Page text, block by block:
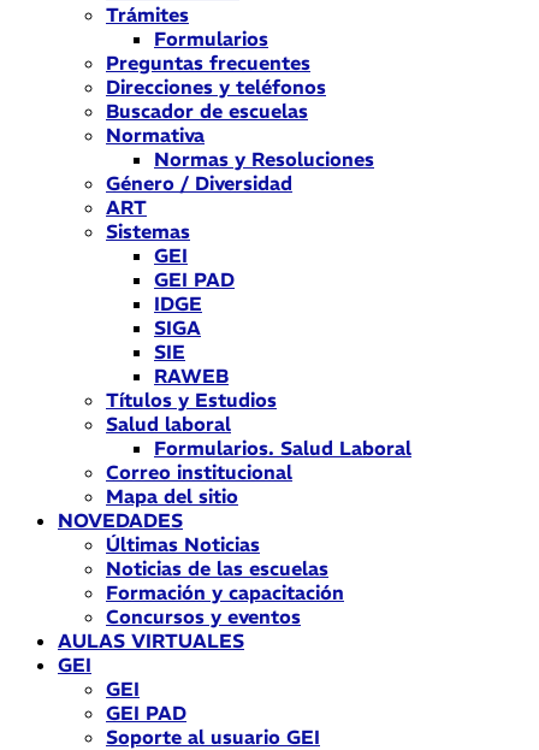
Trámites
Formularios
Preguntas frecuentes
Direcciones y teléfonos
Buscador de escuelas
Normativa
Normas y Resoluciones
Género / Diversidad
ART
Sistemas
GEI
GEI PAD
IDGE
SIGA
SIE
RAWEB
Títulos y Estudios
Salud laboral
Formularios. Salud Laboral
Correo institucional
Mapa del sitio
NOVEDADES
Últimas Noticias
Noticias de las escuelas
Formación y capacitación
Concursos y eventos
AULAS VIRTUALES
GEI
GEI
GEI PAD
Soporte al usuario GEI